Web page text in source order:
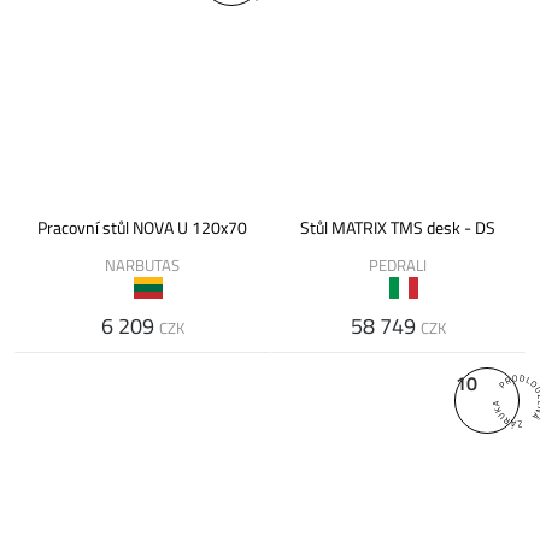
Pracovní stůl NOVA U 120x70
NARBUTAS
6 209 CZK
Stůl MATRIX TMS desk - DS
PEDRALI
58 749 CZK
10